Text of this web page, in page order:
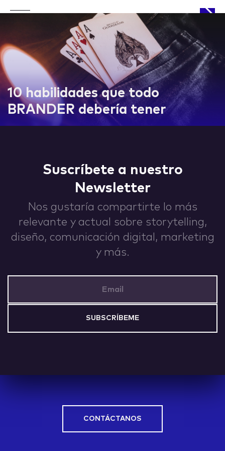
10 habilidades que todo
BRANDER debería tener
Suscríbete a nuestro
Newsletter
Nos gustaría compartirte lo más
relevante y actual sobre storytelling,
diseño, comunicación digital, marketing
y más.
CONTÁCTANOS
APPROACH
WORKS
CONTACT